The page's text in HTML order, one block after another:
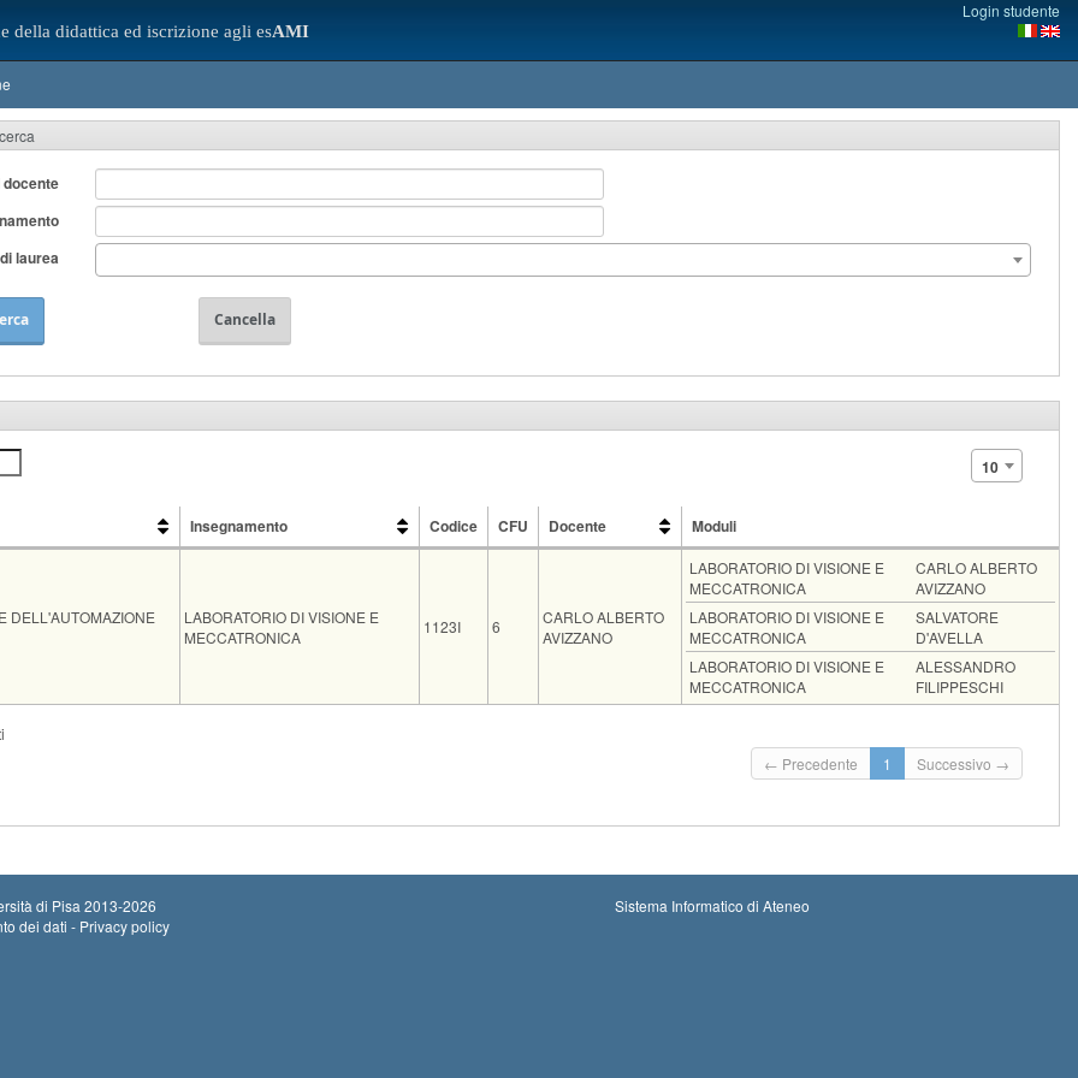
della didattica ed iscrizione agli esAMI
Login studente
docente
laurea
Cancella
10
Insegnamento Codice CFU Docente
Moduli
Moduli
DELL'AUTOMAZIONE
LABORATORIO DI VISIONE E
MECCATRONICA
1123I 6
CARLO ALBERTO
AVIZZANO
LABORATORIO DI VISIONE E
MECCATRONICA
CARLO ALBERTO
AVIZZANO
LABORATORIO DI VISIONE E
MECCATRONICA
SALVATORE
D'AVELLA
LABORATORIO DI VISIONE E
MECCATRONICA
ALESSANDRO
FILIPPESCHI
Iscrizioni chiuse
← Precedente
1 Successivo →
di Pisa 2013-2026
dei dati - Privacy policy
Sistema Informatico di Ateneo